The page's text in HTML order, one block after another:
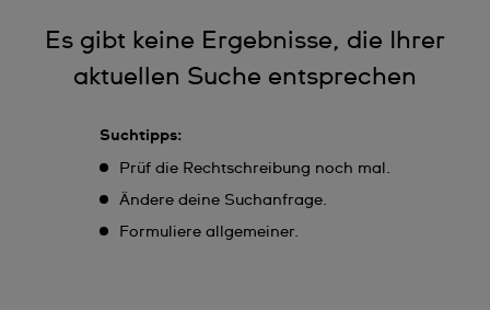
Es gibt keine Ergebnisse, die Ihrer
aktuellen Suche entsprechen
Suchtipps:
Prüf die Rechtschreibung noch mal.
Ändere deine Suchanfrage.
Formuliere allgemeiner.